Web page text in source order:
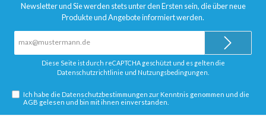
Newsletter und Sie werden stets unter den Ersten sein, die über neue
Produkte und Angebote informiert werden.
Adresse*
Diese Seite ist durch reCAPTCHA geschützt und es gelten die
Datenschutzrichtlinie und Nutzungsbedingungen
Ich habe dieDatenschutzbestimmungen zur Kenntnis genommen und die
AGB gelesen und bin mit ihnen einverstanden.